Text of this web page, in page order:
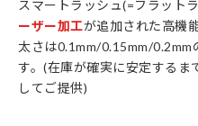
スマートラッシュ(=フラット
ーザー加工が追加された高機
太さは0.1mm/0.15mm/0.2mm
す。(在庫が確実に安定するま
してご提供)